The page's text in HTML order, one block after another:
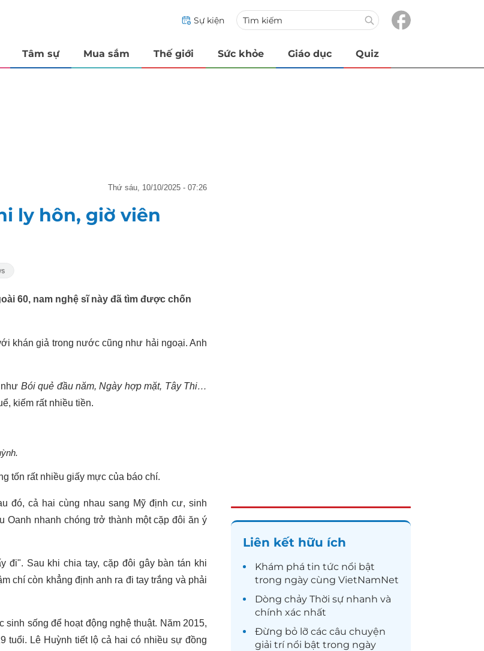
Sự kiện
Tâm sự Mua sắm Thế giới Sức khỏe Giáo dục Quiz
thứ sáu, 10/10/2025 - 07:26
ly hôn, giờ viên
60, nam nghệ sĩ này đã tìm được chốn
khán giả trong nước cũng như hải ngoại. Anh
Bói quẻ đầu năm, Ngày hợp mặt, Tây Thi…
kiếm rất nhiều tiền.
tốn rất nhiều giấy mực của báo chí.
đó, cả hai cùng nhau sang Mỹ định cư, sinh
nhanh chóng trở thành một cặp đôi ăn ý
đi". Sau khi chia tay, cặp đôi gây bàn tán khi
chí còn khẳng định anh ra đi tay trắng và phải
sống để hoạt động nghệ thuật. Năm 2015,
tuổi. Lê Huỳnh tiết lộ cả hai có nhiều sự đồng
Liên kết hữu ích
Khám phá tin tức nổi bật
trong ngày cùng VietNamNet
Dòng chảy Thời sự nhanh và
chính xác nhất
Đừng bỏ lỡ các câu chuyện
giải trínổi bật trong ngày